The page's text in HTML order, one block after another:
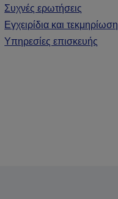
Συχνές ερωτήσεις
Εγχειρίδια και τεκμηρίωση
Υπηρεσίες επισκευής